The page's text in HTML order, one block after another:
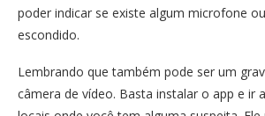
poder indicar se existe algum microfone
escondido.
Lembrando que também pode ser um
câmera de vídeo. Basta instalar o app e ir